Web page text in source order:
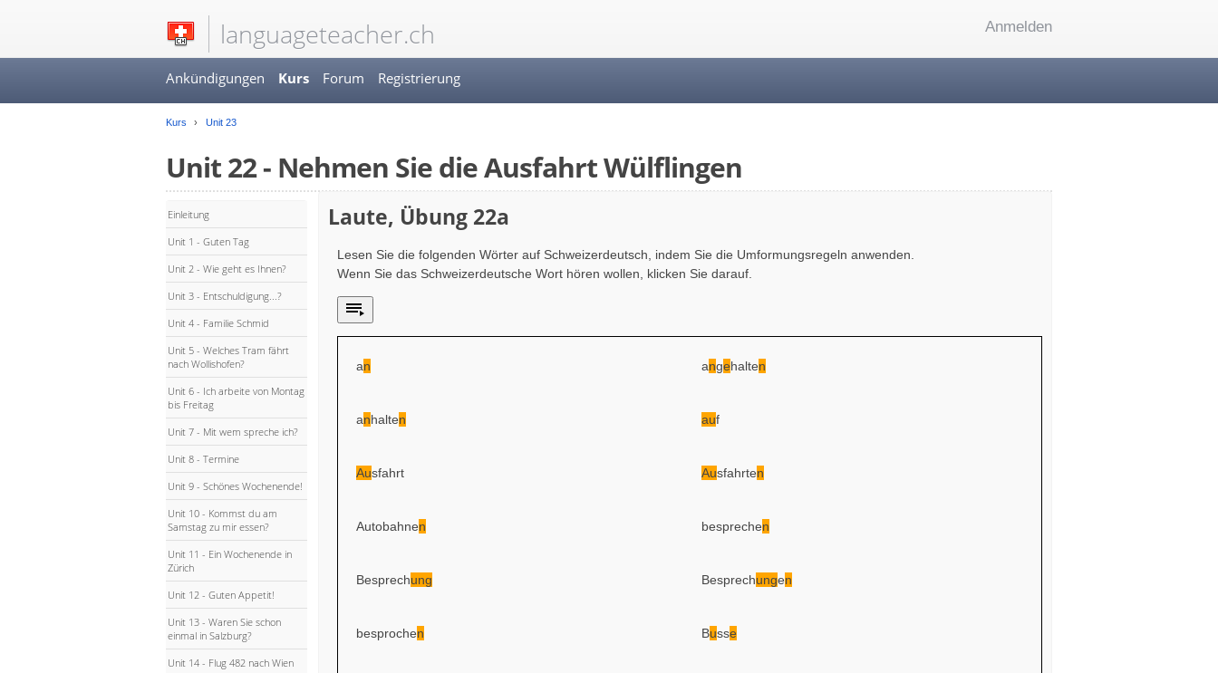
languageteacher.ch Anmelden
Ankündigungen Kurs Forum Registrierung
Kurs Unit 23
Unit 22 - Nehmen Sie die Ausfahrt Wülflingen
Einleitung
Unit 1 - Guten Tag
Unit 2 - Wie geht es Ihnen?
Unit 3 - Entschuldigung...?
Unit 4 - Familie Schmid
Unit 5 - Welches Tram fährt
nach Wollishofen?
Unit 6 - Ich arbeite von Montag
bis Freitag
Unit 7 - Mit wem spreche ich?
Unit 8 - Termine
Unit 9 - Schönes Wochenende!
Unit 10 - Kommst du am
Samstag zu mir essen?
Unit 11 - Ein Wochenende in
Zürich
Unit 12 - Guten Appetit!
Unit 13 - Waren Sie schon
einmal in Salzburg?
Unit 14 - Flug 482 nach Wien
Laute, Übung 22a
Lesen Sie die folgenden Wörter auf Schweizerdeutsch, indem Sie die Umformungsregeln anwenden.
Wenn Sie das Schweizerdeutsche Wort hören wollen, klicken Sie darauf.
an angehalten
anhalten auf
Ausfahrt Ausfahrten
Autobahnen besprechen
Besprechung Besprechungen
besprochen Busse